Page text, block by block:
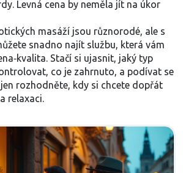
Levná cena by neměla jít na úkor
masáží jsou různorodé, ale s
snadno najít službu, která vám
Stačí si ujasnit, jaký typ
co je zahrnuto, a podívat se
jen rozhodněte, kdy si chcete dopřát
relaxaci.